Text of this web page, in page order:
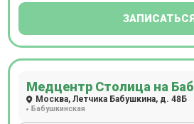
Медцентр Столица на
Москва, Летчика Бабушкина, д. 48Б
Бабушкинская